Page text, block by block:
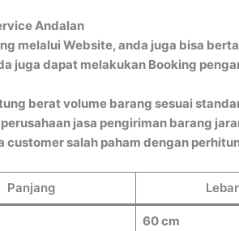
Andalan
melalui Website, anda juga bisa
juga dapat melakukan Booking
berat volume barang sesuai
jasa pengiriman barang
customer salah paham dengan
Panjang Lebar
60 cm